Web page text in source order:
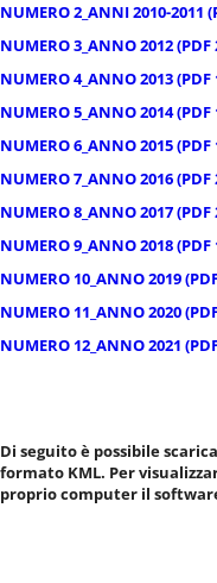
NUMERO 2_ANNI 2010-2011
NUMERO 3_ANNO 2012 (PDF
NUMERO 4_ANNO 2013 (PDF
NUMERO 5_ANNO 2014 (PDF
NUMERO 6_ANNO 2015 (PDF
NUMERO 7_ANNO 2016 (PDF
NUMERO 8_ANNO 2017 (PDF
NUMERO 9_ANNO 2018 (PDF
NUMERO 10_ANNO 2019
NUMERO 11_ANNO 2020
NUMERO 12_ANNO 2021
Di seguito è possibile
formato KML. Per
proprio computer il